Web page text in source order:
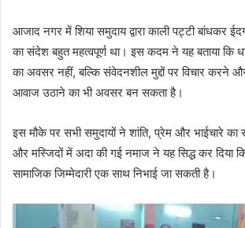
आजाद नगर में शिया समुदाय द्वारा काली पट्टी बांधकर
का संदेश बहुत महत्वपूर्ण था। इस कदम ने यह बताया कि
का अवसर नहीं, बल्कि संवेदनशील मुद्दों पर विचार करने
आवाज उठाने का भी अवसर बन सकता है।
इस मौके पर सभी समुदायों ने शांति, प्रेम और भाईचारे का
और मस्जिदों में अदा की गई नमाज ने यह सिद्ध कर दिया
सामाजिक जिम्मेदारी एक साथ निभाई जा सकती है।